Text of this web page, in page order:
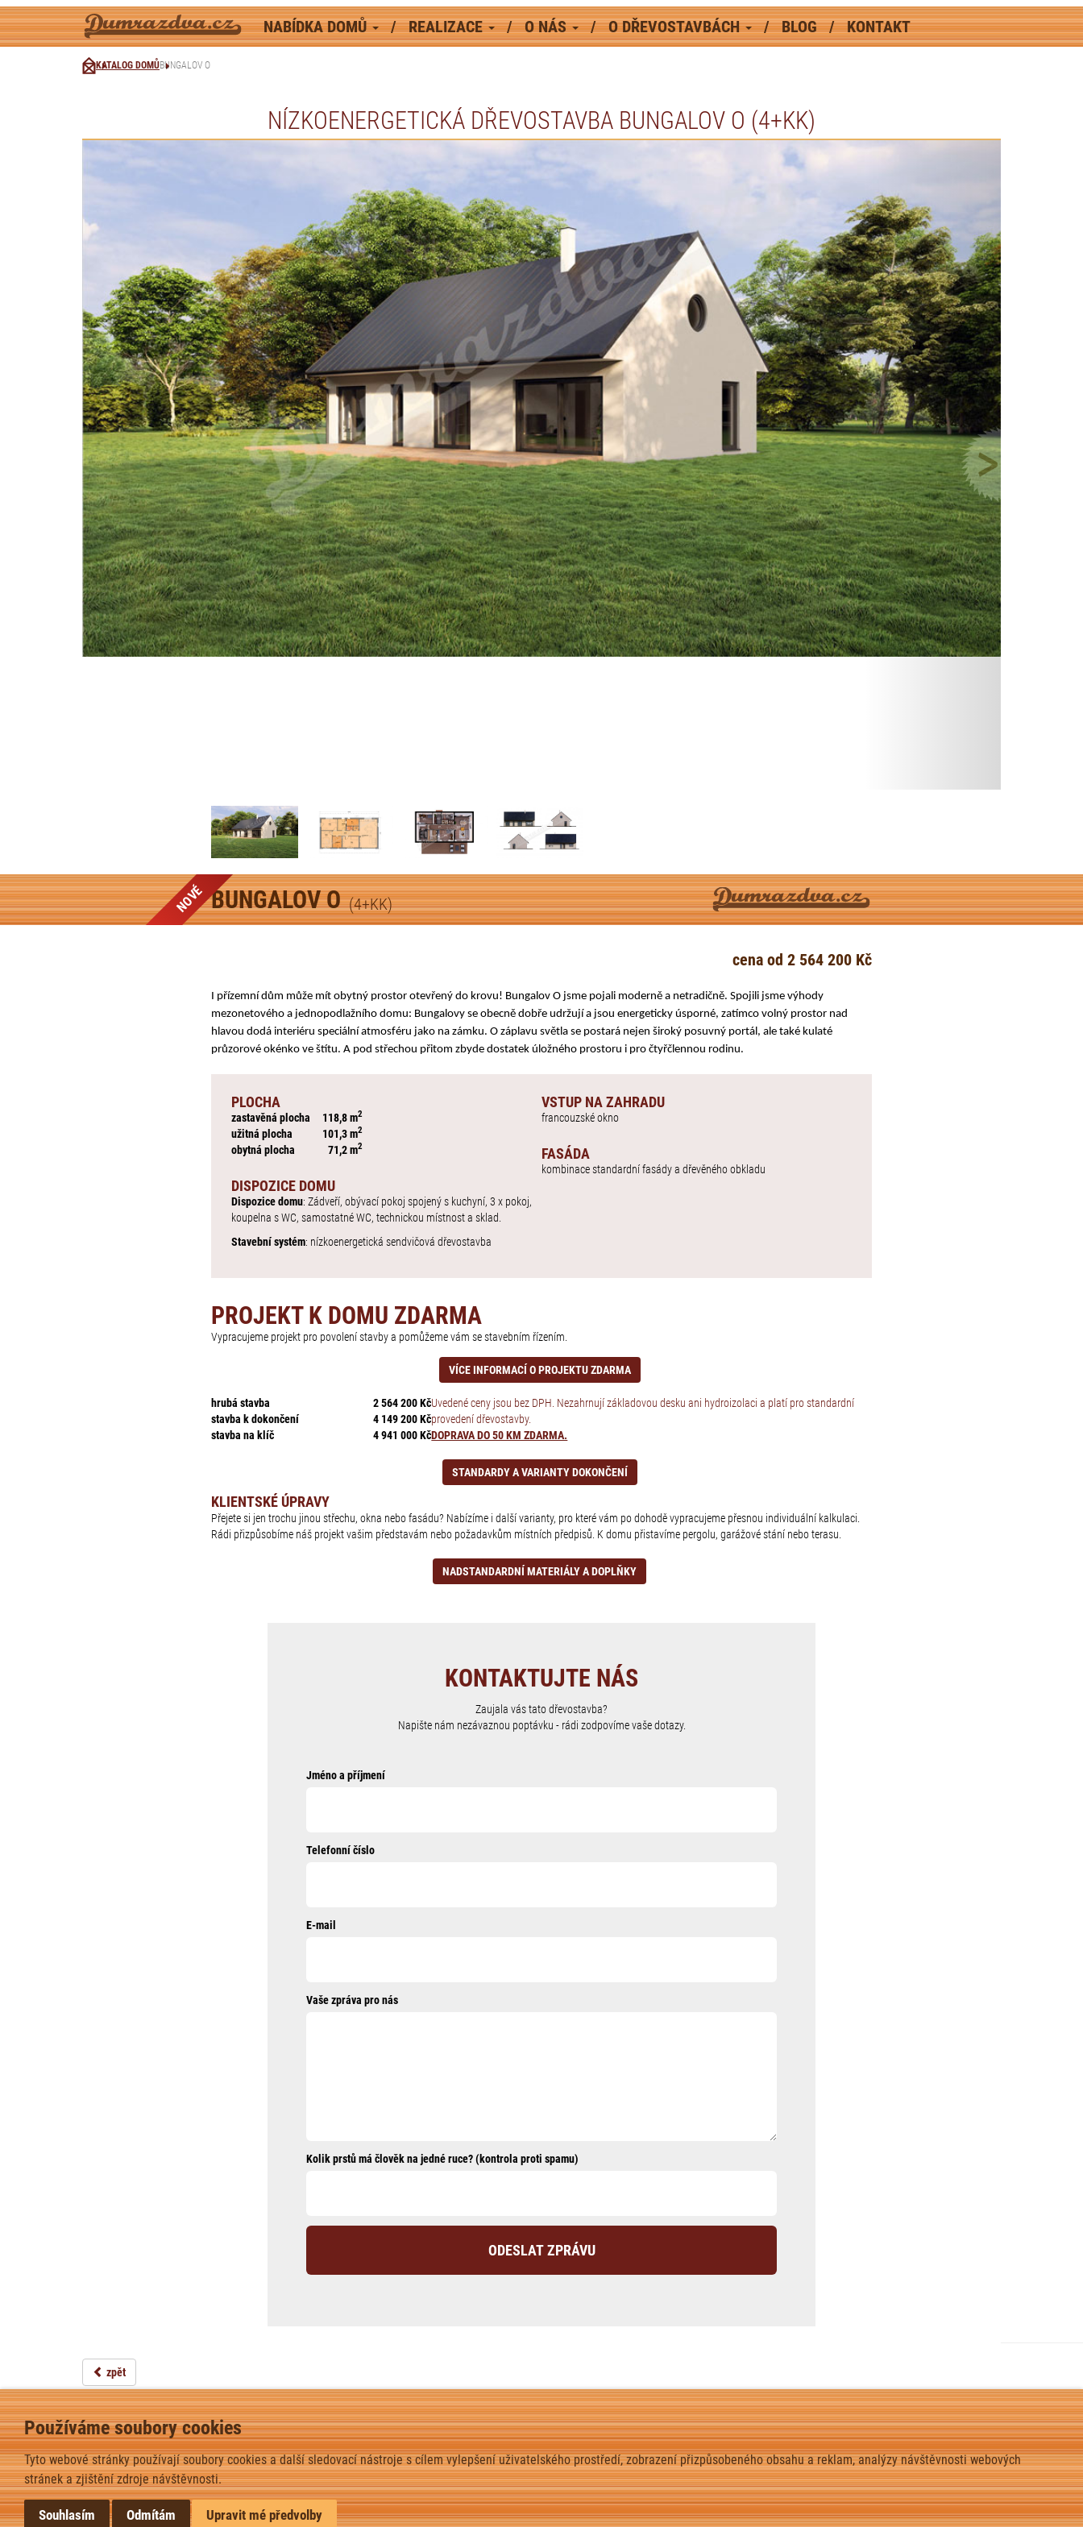
Používáme soubory cookies
Tyto webové stránky používají soubory cookies a další sledovací nástroje s cílem vylepšení uživatelského prostředí, zobrazení přizpůsobeného obsahu a reklam, analýzy návštěvnosti webových
stránek a zjištění zdroje návštěvnosti.
Souhlasím Odmítám Upravit mé předvolby
NABÍDKA DOMŮ REALIZACE O NÁS O DŘEVOSTAVBÁCH BLOG KONTAKT
KATALOG DOMŮBUNGALOV O
NÍZKOENERGETICKÁ DŘEVOSTAVBA BUNGALOV O (4+KK)
NOVÉ BUNGALOV O (4+KK)
cena od 2 564 200 Kč
I přízemní dům může mít obytný prostor otevřený do krovu! Bungalov O jsme pojali moderně a netradičně. Spojili jsme výhody
mezonetového a jednopodlažního domu: Bungalovy se obecně dobře udržují a jsou energeticky úsporné, zatímco volný prostor nad
hlavou dodá interiéru speciální atmosféru jako na zámku. O záplavu světla se postará nejen široký posuvný portál, ale také kulaté
průzorové okénko ve štítu. A pod střechou přitom zbyde dostatek úložného prostoru i pro čtyřčlennou rodinu.
PLOCHA
zastavěná plocha 118,8 m2
užitná plocha 101,3 m2
obytná plocha 71,2 m2
DISPOZICE DOMU
Dispozice domu: Zádveří, obývací pokoj spojený s kuchyní, 3 x pokoj,
koupelna s WC, samostatné WC, technickou místnost a sklad.
Stavební systém: nízkoenergetická sendvičová dřevostavba
VSTUP NA ZAHRADU
francouzské okno
FASÁDA
kombinace standardní fasády a dřevěného obkladu
PROJEKT K DOMU ZDARMA
Vypracujeme projekt pro povolení stavby a pomůžeme vám se stavebním řízením.
VÍCE INFORMACÍ O PROJEKTU ZDARMA
hrubá stavba
2 564 200 Kč
stavba k dokončení
4 149 200 Kč
stavba na klíč
4 941 000 Kč
Uvedené ceny jsou bez DPH. Nezahrnují základovou desku ani hydroizolaci a platí pro standardní
provedení dřevostavby.
DOPRAVA DO 50 KM ZDARMA.
STANDARDY A VARIANTY DOKONČENÍ
KLIENTSKÉ ÚPRAVY
Přejete si jen trochu jinou střechu, okna nebo fasádu? Nabízíme i další varianty, pro které vám po dohodě vypracujeme přesnou individuální kalkulaci.
Rádi přizpůsobíme náš projekt vašim představám nebo požadavkům místních předpisů. K domu přistavíme pergolu, garážové stání nebo terasu.
NADSTANDARDNÍ MATERIÁLY A DOPLŇKY
KONTAKTUJTE NÁS
Zaujala vás tato dřevostavba?
Napište nám nezávaznou poptávku - rádi zodpovíme vaše dotazy.
Jméno a příjmení
Telefonní číslo
E-mail
Vaše zpráva pro nás
Kolik prstů má člověk na jedné ruce? (kontrola proti spamu)
ODESLAT ZPRÁVU
zpět